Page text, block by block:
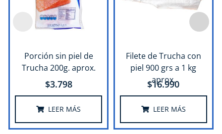
Porción sin piel de
Trucha 200g. aprox.
$3.798
LEER MÁS
Filete de Trucha con
piel 900 grs a 1 kg
aprox.
$16.990
LEER MÁS